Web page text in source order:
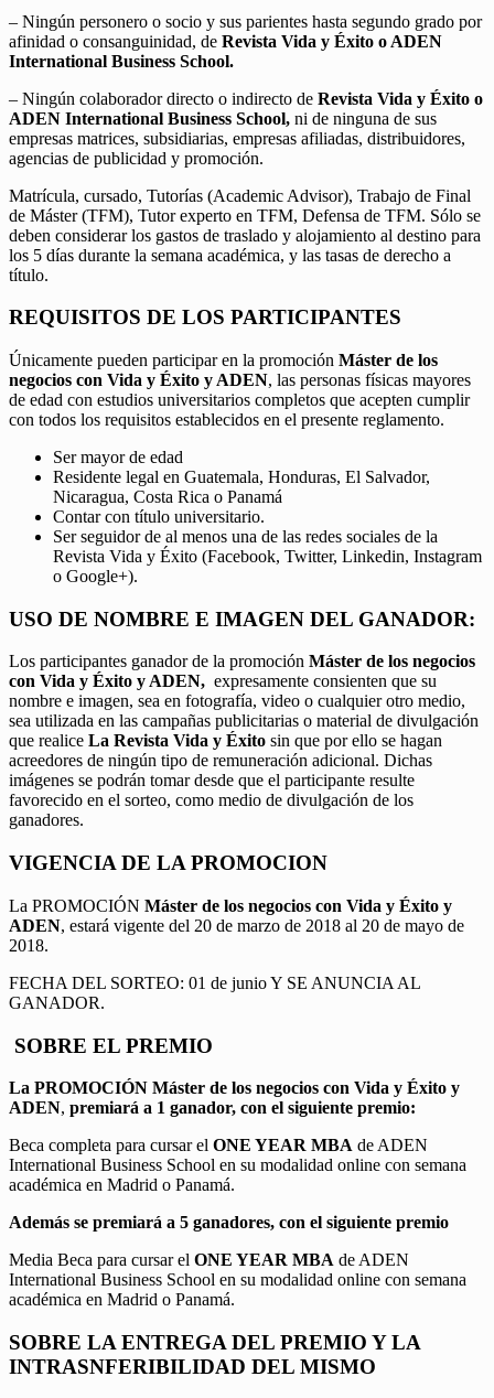
– Ningún personero o socio y sus parientes hasta segundo grado por
afinidad o consanguinidad, de Revista Vida y Éxito o ADEN
International Business School.
– Ningún colaborador directo o indirecto de Revista Vida y Éxito o
ADEN International Business School, ni de ninguna de sus
empresas matrices, subsidiarias, empresas afiliadas, distribuidores,
agencias de publicidad y promoción.
Matrícula, cursado, Tutorías (Academic Advisor), Trabajo de Final
de Máster (TFM), Tutor experto en TFM, Defensa de TFM. Sólo se
deben considerar los gastos de traslado y alojamiento al destino para
los 5 días durante la semana académica, y las tasas de derecho a
título.
REQUISITOS DE LOS PARTICIPANTES
Únicamente pueden participar en la promoción Máster de los
negocios con Vida y Éxito y ADEN, las personas físicas mayores
de edad con estudios universitarios completos que acepten cumplir
con todos los requisitos establecidos en el presente reglamento.
Ser mayor de edad
Residente legal en Guatemala, Honduras, El Salvador,
Nicaragua, Costa Rica o Panamá
Contar con título universitario.
Ser seguidor de al menos una de las redes sociales de la
Revista Vida y Éxito (Facebook, Twitter, Linkedin, Instagram
o Google+).
USO DE NOMBRE E IMAGEN DEL GANADOR:
Los participantes ganador de la promoción Máster de los negocios
con Vida y Éxito y ADEN, expresamente consienten que su
nombre e imagen, sea en fotografía, video o cualquier otro medio,
sea utilizada en las campañas publicitarias o material de divulgación
que realice La Revista Vida y Éxito sin que por ello se hagan
acreedores de ningún tipo de remuneración adicional. Dichas
imágenes se podrán tomar desde que el participante resulte
favorecido en el sorteo, como medio de divulgación de los
ganadores.
VIGENCIA DE LA PROMOCION
La PROMOCIÓN Máster de los negocios con Vida y Éxito y
ADEN, estará vigente del 20 de marzo de 2018 al 20 de mayo de
2018.
FECHA DEL SORTEO: 01 de junio Y SE ANUNCIA AL
GANADOR.
SOBRE EL PREMIO
La PROMOCIÓN Máster de los negocios con Vida y Éxito y
ADEN, premiará a 1 ganador, con el siguiente premio:
Beca completa para cursar el ONE YEAR MBA de ADEN
International Business School en su modalidad online con semana
académica en Madrid o Panamá.
Además se premiará a 5 ganadores, con el siguiente premio
Media Beca para cursar el ONE YEAR MBA de ADEN
International Business School en su modalidad online con semana
académica en Madrid o Panamá.
SOBRE LA ENTREGA DEL PREMIO Y LA
INTRASNFERIBILIDAD DEL MISMO